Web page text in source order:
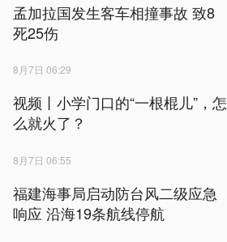
孟加拉国发生客车相撞事故 致8
死25伤
8月7日 06:29
视频丨小学门口的“一根棍儿”，怎
么就火了？
8月7日 06:55
福建海事局启动防台风二级应急
响应 沿海19条航线停航